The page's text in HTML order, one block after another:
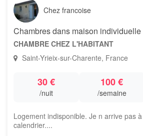
Chez francoise
Chambres dans maison individuelle
CHAMBRE CHEZ L'HABITANT
Saint-Yrieix-sur-Charente, France
30 €
/nuit
100 €
/semaine
Logement indisponible. Je n arrive pas
calendrier....